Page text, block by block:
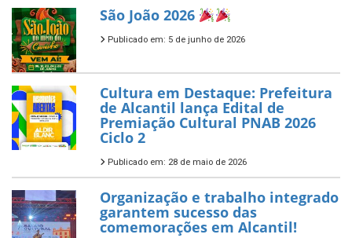
São João 2026
Publicado em: 5 de junho de 2026
Cultura em Destaque: Prefeitura
de Alcantil lança Edital de
Premiação Cultural PNAB 2026
Ciclo 2
Publicado em: 28 de maio de 2026
Organização e trabalho integrado
garantem sucesso das
comemorações em Alcantil!